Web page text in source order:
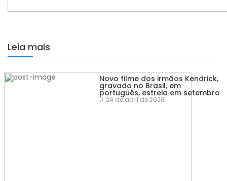
Leia mais
Novo filme dos irmãos Kendrick,
gravado no Brasil, em
português, estreia em setembro
24 de abril de 2026